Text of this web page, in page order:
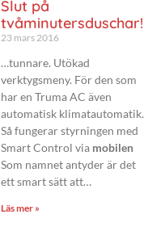
Slut på
tvåminutersduschar!
23 mars 2016
…tunnare. Utökad
verktygsmeny. För den som
har en Truma AC även
automatisk klimatautomatik.
Så fungerar styrningen med
Smart Control via mobilen
Som namnet antyder är det
ett smart sätt att…
Läs mer »